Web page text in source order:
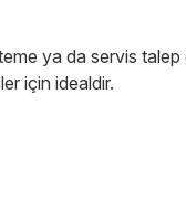
ya da servis talep
için idealdir.